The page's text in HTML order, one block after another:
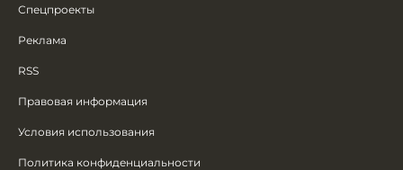
Спецпроекты
Реклама
RSS
Правовая информация
Условия использования
Политика конфиденциальности